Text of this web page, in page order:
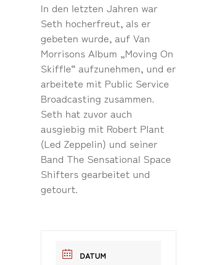
In den letzten Jahren war
Seth hocherfreut, als er
gebeten wurde, auf Van
Morrisons Album „Moving On
Skiffle“ aufzunehmen, und er
arbeitete mit Public Service
Broadcasting zusammen.
Seth hat zuvor auch
ausgiebig mit Robert Plant
(Led Zeppelin) und seiner
Band The Sensational Space
Shifters gearbeitet und
getourt.
DATUM